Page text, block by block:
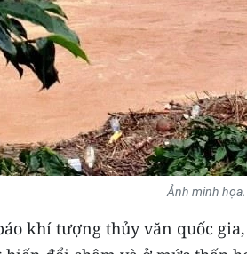
Ảnh minh họa.
khí tượng thủy văn quốc